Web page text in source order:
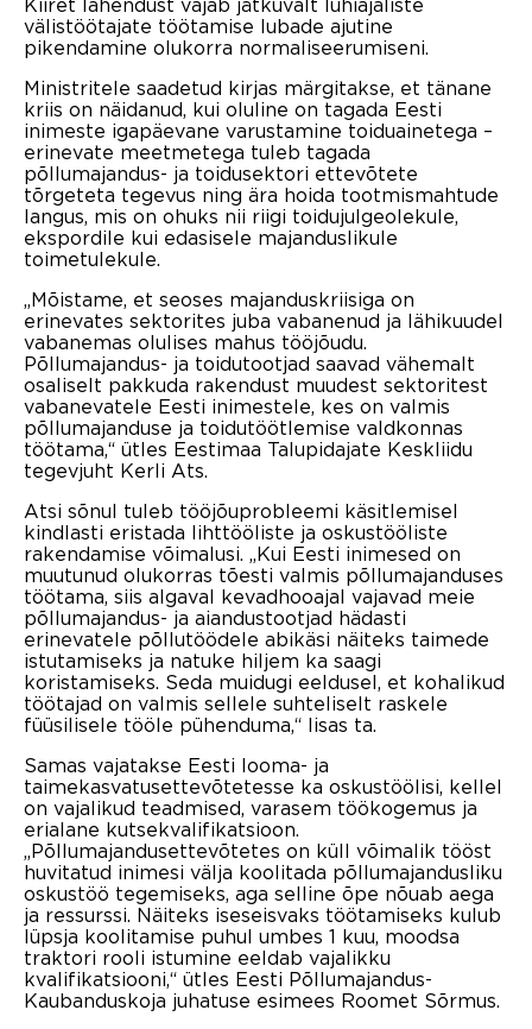
Kiiret lahendust vajab jätkuvalt lühiajaliste
välistöötajate töötamise lubade ajutine
pikendamine olukorra normaliseerumiseni.
Ministritele saadetud kirjas märgitakse, et tänane
kriis on näidanud, kui oluline on tagada Eesti
inimeste igapäevane varustamine toiduainetega –
erinevate meetmetega tuleb tagada
põllumajandus- ja toidusektori ettevõtete
tõrgeteta tegevus ning ära hoida tootmismahtude
langus, mis on ohuks nii riigi toidujulgeolekule,
ekspordile kui edasisele majanduslikule
toimetulekule.
„Mõistame, et seoses majanduskriisiga on
erinevates sektorites juba vabanenud ja lähikuudel
vabanemas olulises mahus tööjõudu.
Põllumajandus- ja toidutootjad saavad vähemalt
osaliselt pakkuda rakendust muudest sektoritest
vabanevatele Eesti inimestele, kes on valmis
põllumajanduse ja toidutöötlemise valdkonnas
töötama,“ ütles Eestimaa Talupidajate Keskliidu
tegevjuht Kerli Ats.
Atsi sõnul tuleb tööjõuprobleemi käsitlemisel
kindlasti eristada lihttööliste ja oskustööliste
rakendamise võimalusi. „Kui Eesti inimesed on
muutunud olukorras tõesti valmis põllumajanduses
töötama, siis algaval kevadhooajal vajavad meie
põllumajandus- ja aiandustootjad hädasti
erinevatele põllutöödele abikäsi näiteks taimede
istutamiseks ja natuke hiljem ka saagi
koristamiseks. Seda muidugi eeldusel, et kohalikud
töötajad on valmis sellele suhteliselt raskele
füüsilisele tööle pühenduma,“ lisas ta.
Samas vajatakse Eesti looma- ja
taimekasvatusettevõtetesse ka oskustöölisi, kellel
on vajalikud teadmised, varasem töökogemus ja
erialane kutsekvalifikatsioon.
„Põllumajandusettevõtetes on küll võimalik tööst
huvitatud inimesi välja koolitada põllumajandusliku
oskustöö tegemiseks, aga selline õpe nõuab aega
ja ressurssi. Näiteks iseseisvaks töötamiseks kulub
lüpsja koolitamise puhul umbes 1 kuu, moodsa
traktori rooli istumine eeldab vajalikku
kvalifikatsiooni,“ ütles Eesti Põllumajandus-
Kaubanduskoja juhatuse esimees Roomet Sõrmus.